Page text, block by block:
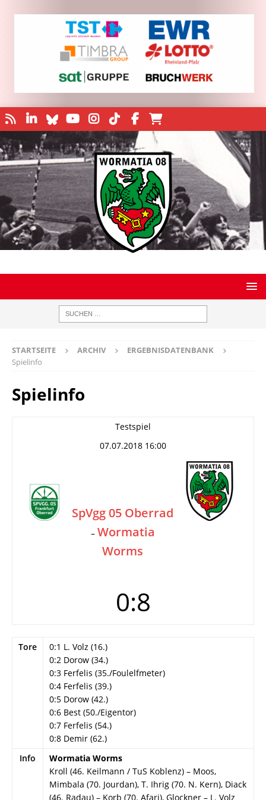
STARTSEITE ARCHIV
ERGEBNISDATENBANK
Spielinfo
Spielinfo
Testspiel
07.07.2018 16:00
SpVgg 05 Oberrad
– Wormatia
Worms
0:8
Tore
0:1 L. Volz (16.)
0:2 Dorow (34.)
0:3 Ferfelis (35./Foulelfmeter)
0:4 Ferfelis (39.)
0:5 Dorow (42.)
0:6 Best (50./Eigentor)
0:7 Ferfelis (54.)
0:8 Demir (62.)
Info
Wormatia Worms
Kroll (46. Keilmann / TuS Koblenz) – Moos,
Mimbala (70. Jourdan), T. Ihrig (70. N. Kern), Diack
(46. Radau) – Korb (70. Afari), Glockner – L. Volz